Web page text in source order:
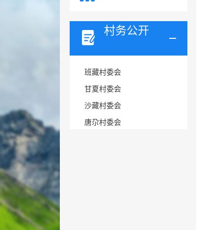
村务公开
班藏村委会
甘夏村委会
沙藏村委会
唐尕村委会